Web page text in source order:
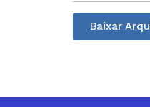
Baixar